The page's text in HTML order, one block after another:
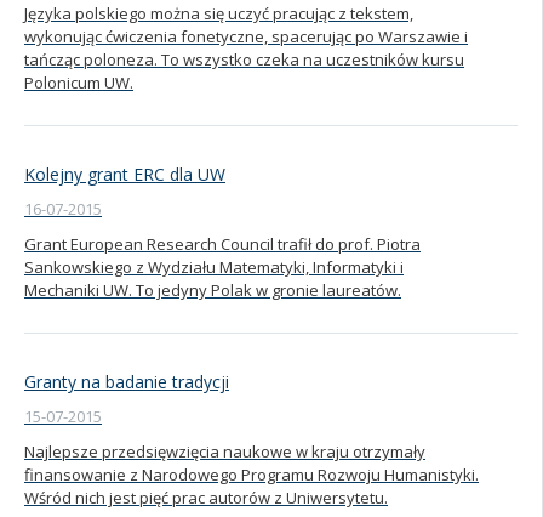
Języka polskiego można się uczyć pracując z tekstem,
wykonując ćwiczenia fonetyczne, spacerując po Warszawie i
tańcząc poloneza. To wszystko czeka na uczestników kursu
Polonicum UW.
Kolejny grant ERC dla UW
16-07-2015
Grant European Research Council trafił do prof. Piotra
Sankowskiego z Wydziału Matematyki, Informatyki i
Mechaniki UW. To jedyny Polak w gronie laureatów.
Granty na badanie tradycji
15-07-2015
Najlepsze przedsięwzięcia naukowe w kraju otrzymały
finansowanie z Narodowego Programu Rozwoju Humanistyki.
Wśród nich jest pięć prac autorów z Uniwersytetu.